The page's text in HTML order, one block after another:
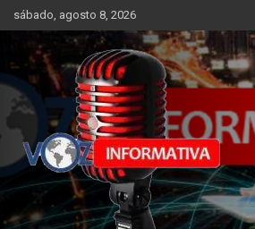
Skip
to
content
sábado, agosto 8, 2026